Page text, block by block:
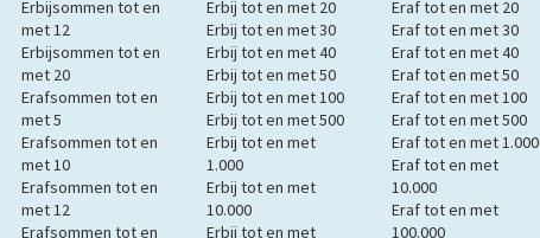
Erbijsommen tot en
met 12
Erbijsommen tot en
met 20
Erafsommen tot en
met 5
Erafsommen tot en
met 10
Erafsommen tot en
met 12
Erafsommen tot en
Erbij tot en met 20
Erbij tot en met 30
Erbij tot en met 40
Erbij tot en met 50
Erbij tot en met 100
Erbij tot en met 500
Erbij tot en met
1.000
Erbij tot en met
10.000
Erbij tot en met
Eraf tot en met 20
Eraf tot en met 30
Eraf tot en met 40
Eraf tot en met 50
Eraf tot en met 100
Eraf tot en met 500
Eraf tot en met 1.000
Eraf tot en met
10.000
Eraf tot en met
100.000